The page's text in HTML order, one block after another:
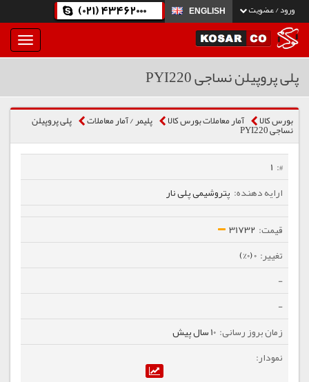
ورود / عضویت ENGLISH
(021) 43462000
بار
و
پلی پروپیلن نساجی PYI220
بورس کالا آمار معاملات بورس کالا پلیمر / آمار معاملات پلی پروپیلن
نساجی PYI220
1
پتروشیمی پلی نار
31732
0 (0%)
-
-
10 سال پیش